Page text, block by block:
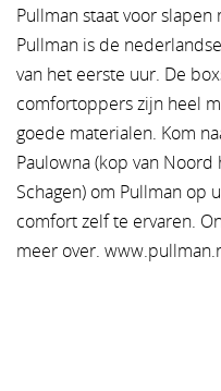
Pullman staat voor
Pullman is de
van het eerste uur. De
comfortoppers zijn heel
goede materialen. Kom
Paulowna (kop van
Schagen) om Pullman op
comfort zelf te ervaren.
meer over.